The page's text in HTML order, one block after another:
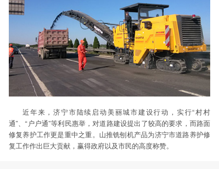
近年来，济宁市陆续启动美丽城市建设行动，实行“村村
通”、“户户通”等利民惠举，对道路建设提出了较高的要求，而路面
修复养护工作更是重中之重。山推铣刨机产品为济宁市道路养护修
复工作作出巨大贡献，赢得政府以及市民的高度称赞。